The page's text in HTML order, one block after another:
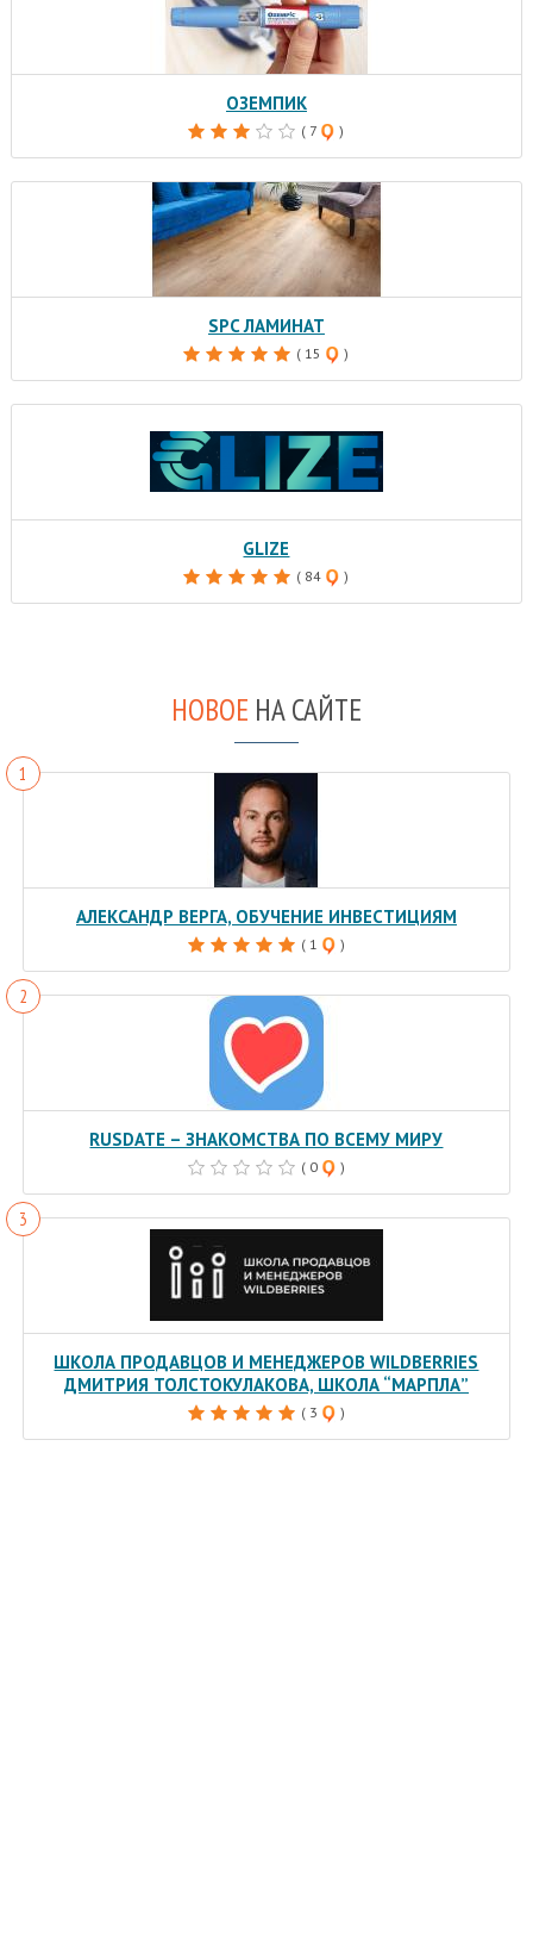
ОЗЕМПИК
( 7 )
SPC ЛАМИНАТ
( 15 )
GLIZE
( 84 )
НОВОЕ НА САЙТЕ
АЛЕКСАНДР ВЕРГА, ОБУЧЕНИЕ ИНВЕСТИЦИЯМ
( 1 )
RUSDATE – ЗНАКОМСТВА ПО ВСЕМУ МИРУ
( 0 )
ШКОЛА ПРОДАВЦОВ И МЕНЕДЖЕРОВ WILDBERRIES
ДМИТРИЯ ТОЛСТОКУЛАКОВА, ШКОЛА “МАРПЛА”
( 3 )